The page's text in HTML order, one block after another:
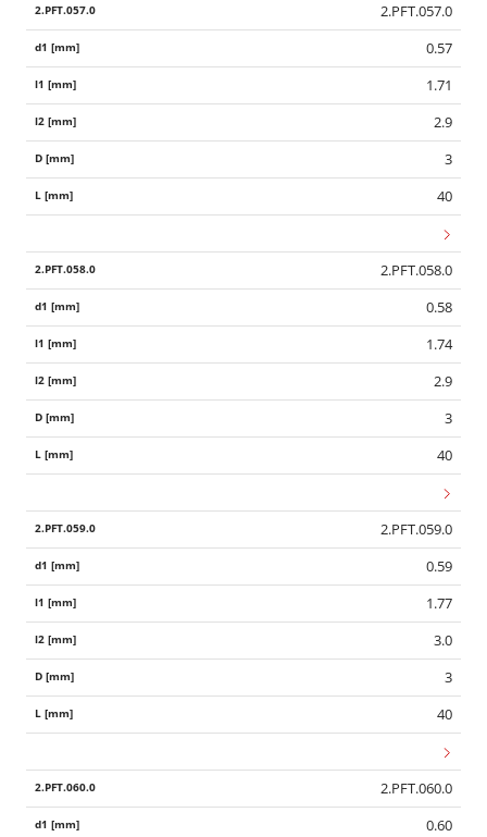
2.PFT.057.0
0.57
1.71
2.9
3
40
2.PFT.058.0
0.58
1.74
2.9
3
40
2.PFT.059.0
0.59
1.77
3.0
3
40
2.PFT.060.0
0.60